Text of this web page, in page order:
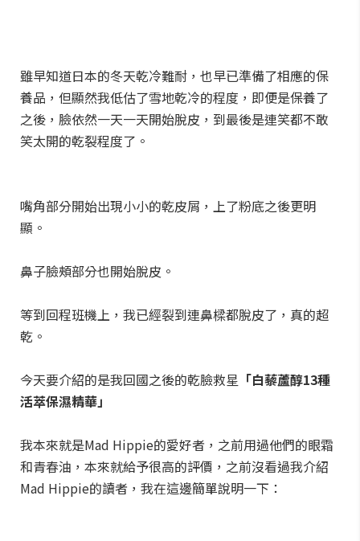
雖早知道日本的冬天乾冷難耐，也早已準備了相應的保
養品，但顯然我低估了雪地乾冷的程度，即便是保養了
之後，臉依然一天一天開始脫皮，到最後是連笑都不敢
笑太開的乾裂程度了。
嘴角部分開始出現小小的乾皮屑，上了粉底之後更明
顯。
鼻子臉頰部分也開始脫皮。
等到回程班機上，我已經裂到連鼻樑都脫皮了，真的超
乾。
今天要介紹的是我回國之後的乾臉救星 「白藜蘆醇13種
活萃保濕精華」
我本來就是Mad Hippie的愛好者，之前用過他們的眼霜
和青春油，本來就給予很高的評價，之前沒看過我介紹
Mad Hippie的讀者，我在這邊簡單說明一下：